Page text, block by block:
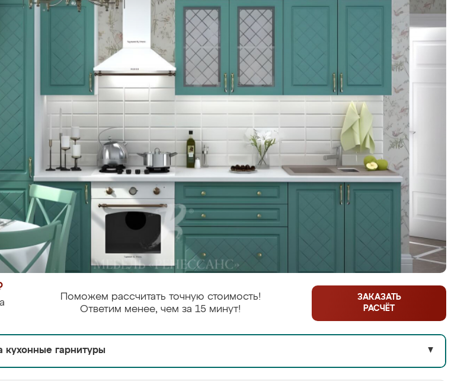
Поможем рассчитать точную стоимость!
Ответим менее, чем за 15 минут!
ЗАКАЗАТЬ
РАСЧЁТ
кухонные гарнитуры ▼